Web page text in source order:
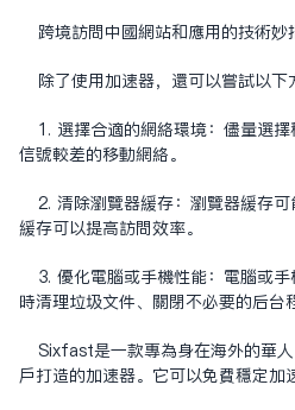
跨境访问中国网站和应用的技术妙
除了使用加速器，还可以尝试以下
1. 选择合适的网络环境：尽量选
信号较差的移动网络。
2. 清除浏览器缓存：浏览器缓存
缓存可以提高访问效率。
3. 优化电脑或手机性能：电脑或
时清理垃圾文件、关闭不必要的后台
Sixfast是一款专为身在海外的华
户打造的加速器。它可以免费稳定加